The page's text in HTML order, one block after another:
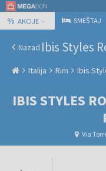
% AKCIJE SMEŠTAJ
Nazad
Italija Rim Ibis
IBIS STYLES
Via